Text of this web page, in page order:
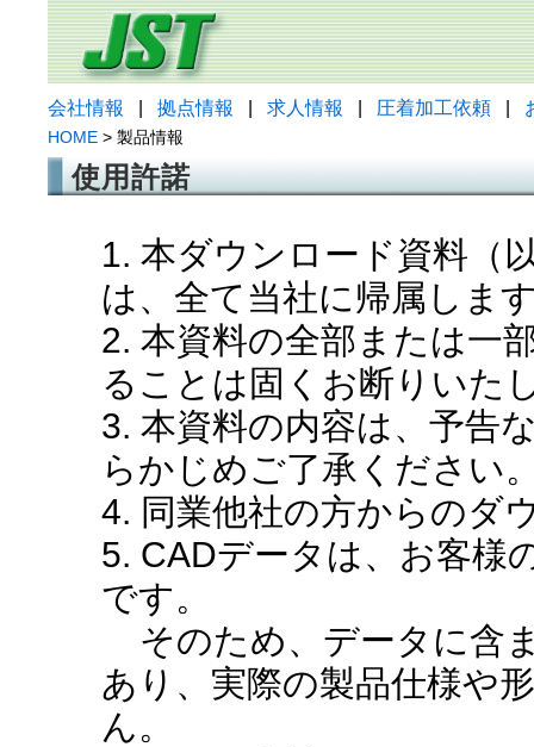
会社情報 拠点情報 求人情報 圧着加工依頼
HOME > 製品情報
使用許諾
1. 本ダウンロード資料（
は、全て当社に帰属しま
2. 本資料の全部または一
ることは固くお断りいた
3. 本資料の内容は、予告
らかじめご了承ください
4. 同業他社の方からのダ
5. CADデータは、お客様
です。
そのため、データに含
あり、実際の製品仕様や
ん。